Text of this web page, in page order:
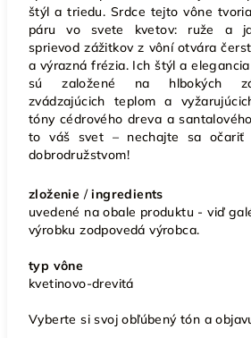
štýl a triedu. Srdce tejto vône
páru vo svete kvetov: ruže a
sprievod zážitkov z vôní otvára
a výrazná frézia. Ich štýl a
sú založené na hlbokých
zvádzajúcich teplom a
tóny cédrového dreva a
to váš svet – nechajte sa očariť
dobrodružstvom!
zloženie /ingredients
uvedené na obale produktu - viď
výrobku zodpovedá výrobca.
typ vône
kvetinovo-drevitá
Vyberte si svoj obľúbený tón a